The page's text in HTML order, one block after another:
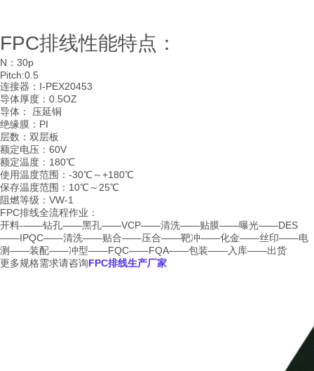
FPC排线性能特点：
N：30p
Pitch:0.5
连接器：I-PEX20453
导体厚度：0.5OZ
导体： 压延铜
绝缘膜：PI
层数：双层板
额定电压：60V
额定温度：180℃
使用温度范围：-30℃～+180℃
保存温度范围：10℃～25℃
阻燃等级：VW-1
FPC排线全流程作业：
开料-——钻孔——黑孔——VCP——清洗——贴膜——曝光——DES
——IPQC——清洗——贴合——压合——靶冲——化金——丝印——电
测——装配——冲型——FQC——FQA——包装——入库——出货
更多规格需求请咨询FPC排线生产厂家